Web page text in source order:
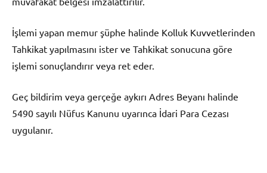
İşlemi yapan memur şüphe halinde Kolluk Kuvvetlerinden
Tahkikat yapılmasını ister ve Tahkikat sonucuna göre
işlemi sonuçlandırır veya ret eder.
Geç bildirim veya gerçeğe aykırı Adres Beyanı halinde
5490 sayılı Nüfus Kanunu uyarınca İdari Para Cezası
uygulanır.